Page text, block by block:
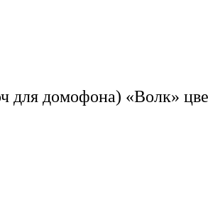
для домофона) «Волк»